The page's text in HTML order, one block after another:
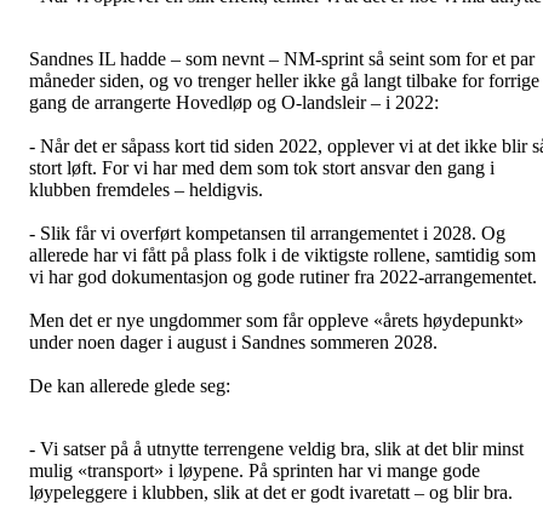
Sandnes IL hadde – som nevnt – NM-sprint så seint som for et par
måneder siden, og vo trenger heller ikke gå langt tilbake for forrige
gang de arrangerte Hovedløp og O-landsleir – i 2022:
- Når det er såpass kort tid siden 2022, opplever vi at det ikke blir
stort løft. For vi har med dem som tok stort ansvar den gang i
klubben fremdeles – heldigvis.
- Slik får vi overført kompetansen til arrangementet i 2028. Og
allerede har vi fått på plass folk i de viktigste rollene, samtidig som
vi har god dokumentasjon og gode rutiner fra 2022-arrangementet.
Men det er nye ungdommer som får oppleve «årets høydepunkt»
under noen dager i august i Sandnes sommeren 2028.
De kan allerede glede seg:
- Vi satser på å utnytte terrengene veldig bra, slik at det blir minst
mulig «transport» i løypene. På sprinten har vi mange gode
løypeleggere i klubben, slik at det er godt ivaretatt – og blir bra.